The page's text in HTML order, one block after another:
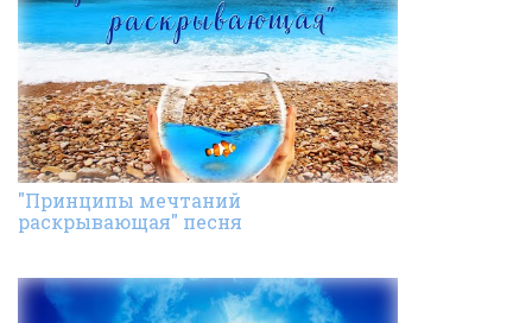
"Принципы мечтаний
раскрывающая" песня